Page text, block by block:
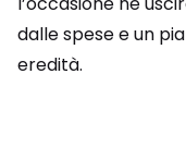
dalle spese e un
eredità.